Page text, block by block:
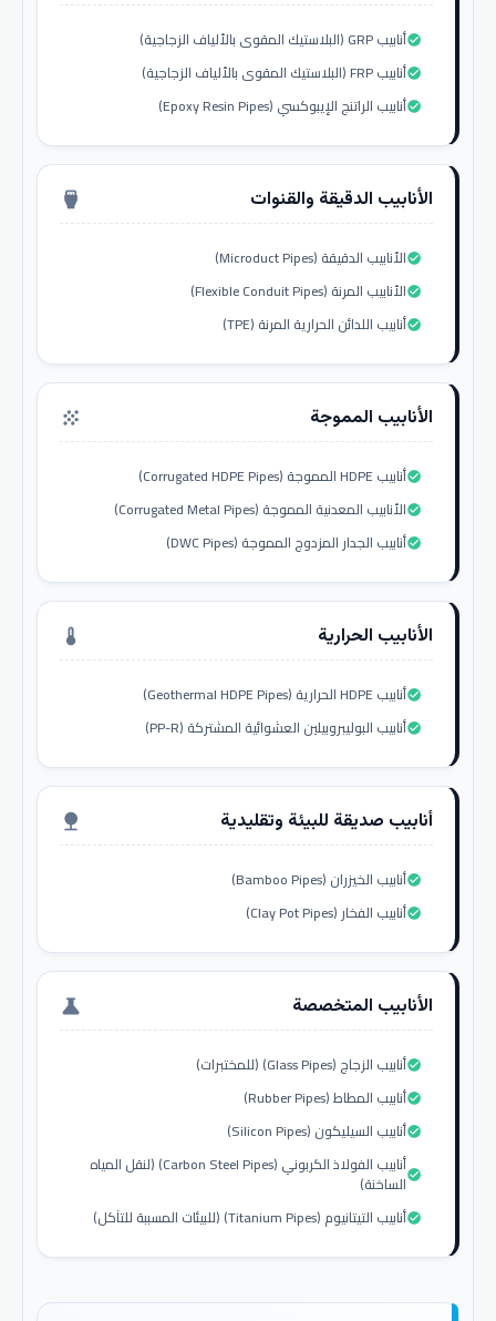
أنابيب GRP (البلاستيك المقوى بالألياف الزجاجية)check_circle
أنابيب FRP (البلاستيك المقوى بالألياف الزجاجية)check_circle
أنابيب الراتنج الإيبوكسي (Epoxy Resin Pipes)check_circle
الأنابيب الدقيقة والقنوات settings_input_hdmi
الأنابيب الدقيقة (Microduct Pipes)check_circle
الأنابيب المرنة (Flexible Conduit Pipes)check_circle
أنابيب اللدائن الحرارية المرنة (TPE)check_circle
الأنابيب المموجة grain
أنابيب HDPE المموجة (Corrugated HDPE Pipes)check_circle
الأنابيب المعدنية المموجة (Corrugated Metal Pipes)check_circle
أنابيب الجدار المزدوج المموجة (DWC Pipes)check_circle
الأنابيب الحرارية thermostat
أنابيب HDPE الحرارية (Geothermal HDPE Pipes)check_circle
أنابيب البوليبروبيلين العشوائية المشتركة (PP-R)check_circle
أنابيب صديقة للبيئة وتقليدية nature
أنابيب الخيزران (Bamboo Pipes)check_circle
أنابيب الفخار (Clay Pot Pipes)check_circle
الأنابيب المتخصصة science
أنابيب الزجاج (Glass Pipes) (للمختبرات)check_circle
أنابيب المطاط (Rubber Pipes)check_circle
أنابيب السيليكون (Silicon Pipes)check_circle
أنابيب الفولاذ الكربوني (Carbon Steel Pipes) (لنقل المياه
الساخنة)check_circle
أنابيب التيتانيوم (Titanium Pipes) (للبيئات المسببة للتآكل)check_circle